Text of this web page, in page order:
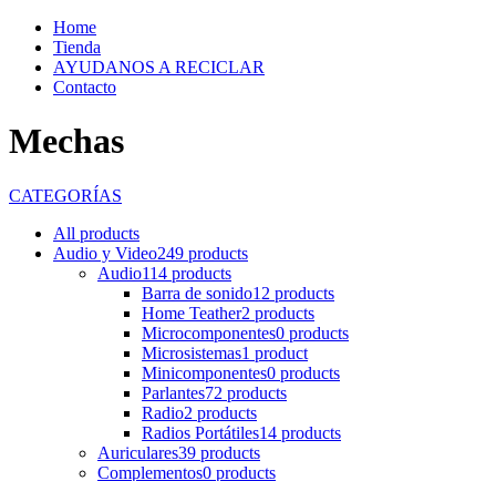
Home
Tienda
AYUDANOS A RECICLAR
Contacto
Mechas
CATEGORÍAS
All products
Audio y Video249 products
Audio114 products
Barra de sonido12 products
Home Teather2 products
Microcomponentes0 products
Microsistemas1 product
Minicomponentes0 products
Parlantes72 products
Radio2 products
Radios Portátiles14 products
Auriculares39 products
Complementos0 products